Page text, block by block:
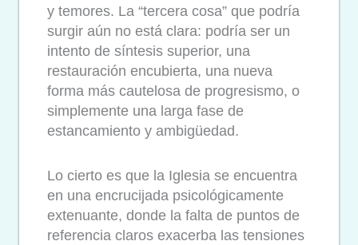
y temores. La “tercera cosa” que podría
surgir aún no está clara: podría ser un
intento de síntesis superior, una
restauración encubierta, una nueva
forma más cautelosa de progresismo, o
simplemente una larga fase de
estancamiento y ambigüedad.
Lo cierto es que la Iglesia se encuentra
en una encrucijada psicológicamente
extenuante, donde la falta de puntos de
referencia claros exacerba las tensiones